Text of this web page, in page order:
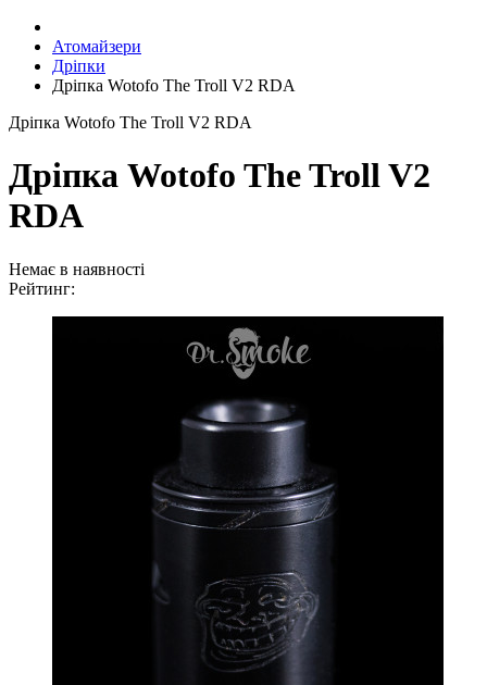
Атомайзери
Дріпки
Дріпка Wotofo The Troll V2 RDA
Дріпка Wotofo The Troll V2 RDA
Дріпка Wotofo The Troll V2
RDA
Немає в наявності
Рейтинг: